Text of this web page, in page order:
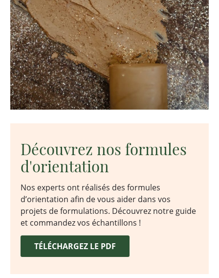
Découvrez nos formules
d'orientation
Nos experts ont réalisés des formules
d’orientation afin de vous aider dans vos
projets de formulations. Découvrez notre guide
et commandez vos échantillons !
TÉLÉCHARGEZ LE PDF